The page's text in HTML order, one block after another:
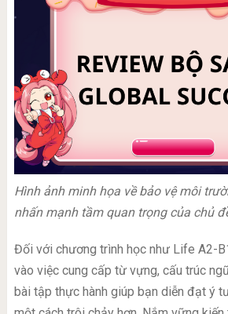
Hình ảnh minh họa về bảo vệ môi
nhấn mạnh tầm quan trọng của chủ
Đối với chương trình học như Life A2-
vào việc cung cấp từ vựng, cấu trúc
bài tập thực hành giúp bạn diễn đạt ý